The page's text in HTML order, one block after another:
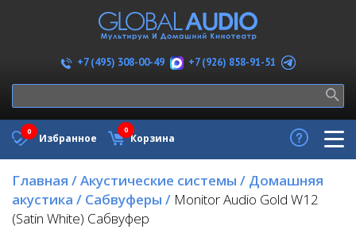
+7 (495) 308-00-49 +7 (926) 858-91-51
Избранное
0
Корзина
0
Главная /Акустические системы / Домашняя
акустика / Сабвуферы / Monitor Audio Gold W12
(Satin White) Сабвуфер